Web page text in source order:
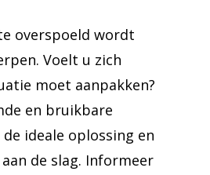
overspoeld wordt
Voelt u zich
moet aanpakken?
en bruikbare
ideale oplossing en
de slag. Informeer